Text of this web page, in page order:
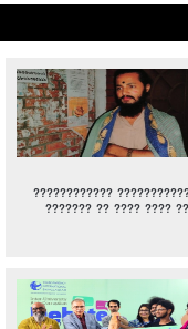
????????????
??????? ?? ???? ????